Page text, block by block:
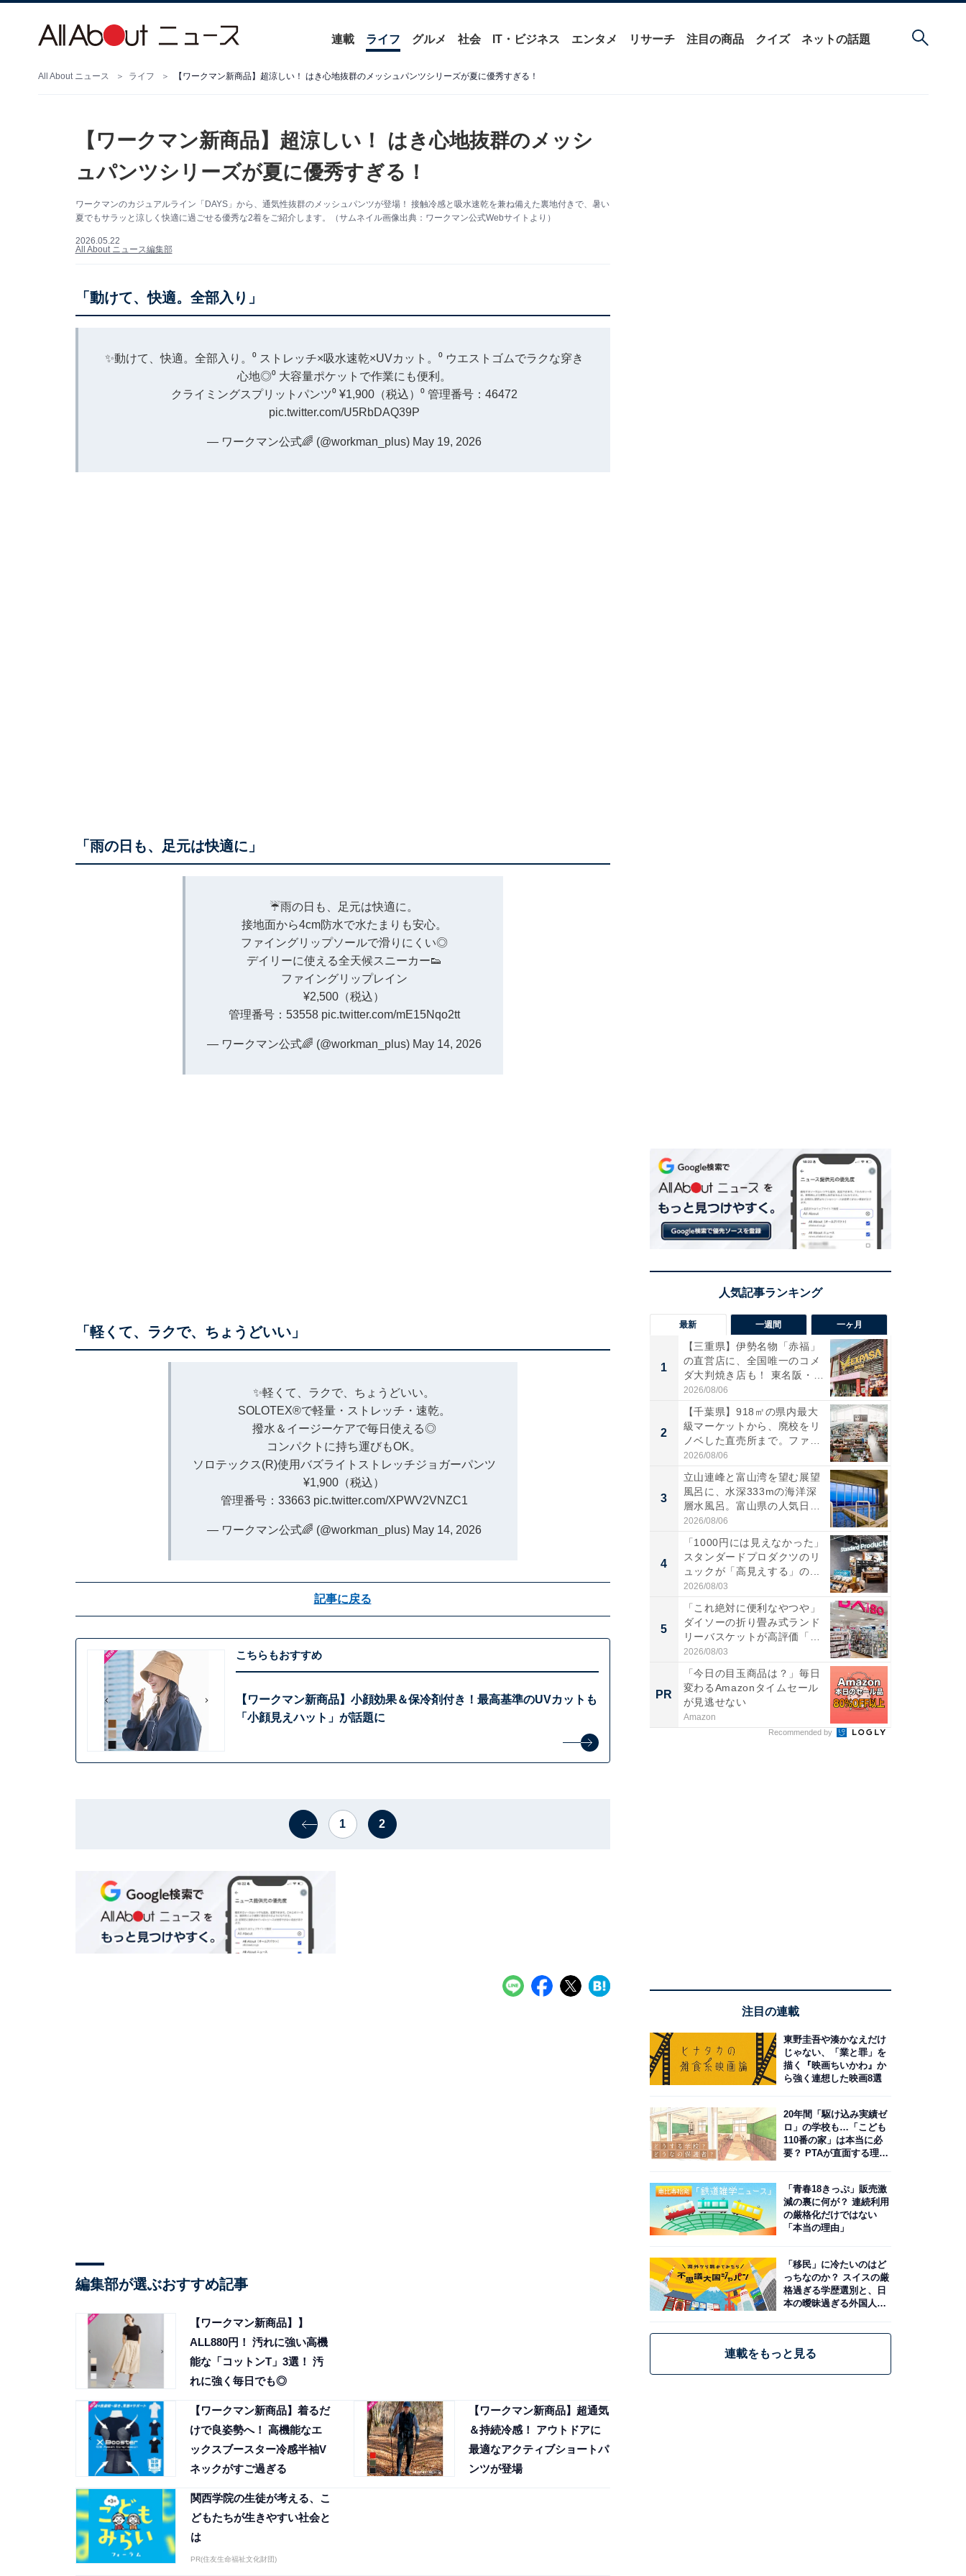
連載 ライフ グルメ 社会 IT・ビジネス エンタメ リサーチ 注目の商品 クイズ ネットの話題
All About ニュース ライフ 【ワークマン新商品】超涼しい！ はき心地抜群のメッシュパンツシリーズが夏に優秀すぎる！
【ワークマン新商品】超涼しい！ はき心地抜群のメッシ
ュパンツシリーズが夏に優秀すぎる！
ワークマンのカジュアルライン「DAYS」から、通気性抜群のメッシュパンツが登場！ 接触冷感と吸水速乾を兼ね備えた裏地付きで、暑い
夏でもサラッと涼しく快適に過ごせる優秀な2着をご紹介します。（サムネイル画像出典：ワークマン公式Webサイトより）
2026.05.22
All About ニュース編集部
「動けて、快適。全部入り」
✨動けて、快適。全部入り。⁰ ストレッチ×吸水速乾×UVカット。⁰ ウエストゴムでラクな穿き
心地◎⁰ 大容量ポケットで作業にも便利。
クライミングスプリットパンツ⁰ ¥1,900（税込）⁰ 管理番号：46472
pic.twitter.com/U5RbDAQ39P
— ワークマン公式🌈 (@workman_plus) May 19, 2026
「雨の日も、足元は快適に」
☔雨の日も、足元は快適に。
接地面から4cm防水で水たまりも安心。
ファイングリップソールで滑りにくい◎
デイリーに使える全天候スニーカー👟
ファイングリップレイン
¥2,500（税込）
管理番号：53558 pic.twitter.com/mE15Nqo2tt
— ワークマン公式🌈 (@workman_plus) May 14, 2026
「軽くて、ラクで、ちょうどいい」
✨軽くて、ラクで、ちょうどいい。
SOLOTEX®で軽量・ストレッチ・速乾。
撥水＆イージーケアで毎日使える◎
コンパクトに持ち運びもOK。
ソロテックス(R)使用バズライトストレッチジョガーパンツ
¥1,900（税込）
管理番号：33663 pic.twitter.com/XPWV2VNZC1
— ワークマン公式🌈 (@workman_plus) May 14, 2026
記事に戻る
こちらもおすすめ
【ワークマン新商品】小顔効果＆保冷剤付き！最高基準のUVカットも
「小顔見えハット」が話題に
1 2
編集部が選ぶおすすめ記事
【ワークマン新商品】】
ALL880円！ 汚れに強い高機
能な「コットンT」3選！ 汚
れに強く毎日でも◎
【ワークマン新商品】着るだ
けで良姿勢へ！ 高機能なエ
ックスブースター冷感半袖V
ネックがすご過ぎる
【ワークマン新商品】超通気
＆持続冷感！ アウトドアに
最適なアクティブショートパ
ンツが登場
関西学院の生徒が考える、こ
どもたちが生きやすい社会と
は
PR(住友生命福祉文化財団)
最新 一週間 一ヶ月
1
【三重県】伊勢名物「赤福」
の直営店に、全国唯一のコメ
ダ大判焼き店も！ 東名阪・
伊...
2026/08/06
2
【千葉県】918㎡の県内最大
級マーケットから、廃校をリ
ノベした直売所まで。ファ
ー...
2026/08/06
3
立山連峰と富山湾を望む展望
風呂に、水深333mの海洋深
層水風呂。富山県の人気日
帰...
2026/08/06
4
「1000円には見えなかった」
スタンダードプロダクツのリ
ュックが「高見えする」の...
2026/08/03
5
「これ絶対に便利なやつや」
ダイソーの折り畳み式ランド
リーバスケットが高評価「使
わ...
2026/08/03
PR
「今日の目玉商品は？」毎日
変わるAmazonタイムセール
が見逃せない
Amazon
Recommended by
注目の連載
東野圭吾や湊かなえだけ
じゃない、「業と罪」を
描く『映画ちいかわ』か
ら強く連想した映画8選
20年間「駆け込み実績ゼ
ロ」の学校も…「こども
110番の家」は本当に必
要？ PTAが直面する理想
「青春18きっぷ」販売激
減の裏に何が？ 連続利用
の厳格化だけではない
「本当の理由」
「移民」に冷たいのはど
っちなのか？ スイスの厳
格過ぎる学歴選別と、日
本の曖昧過ぎる外国人政
連載をもっと見る